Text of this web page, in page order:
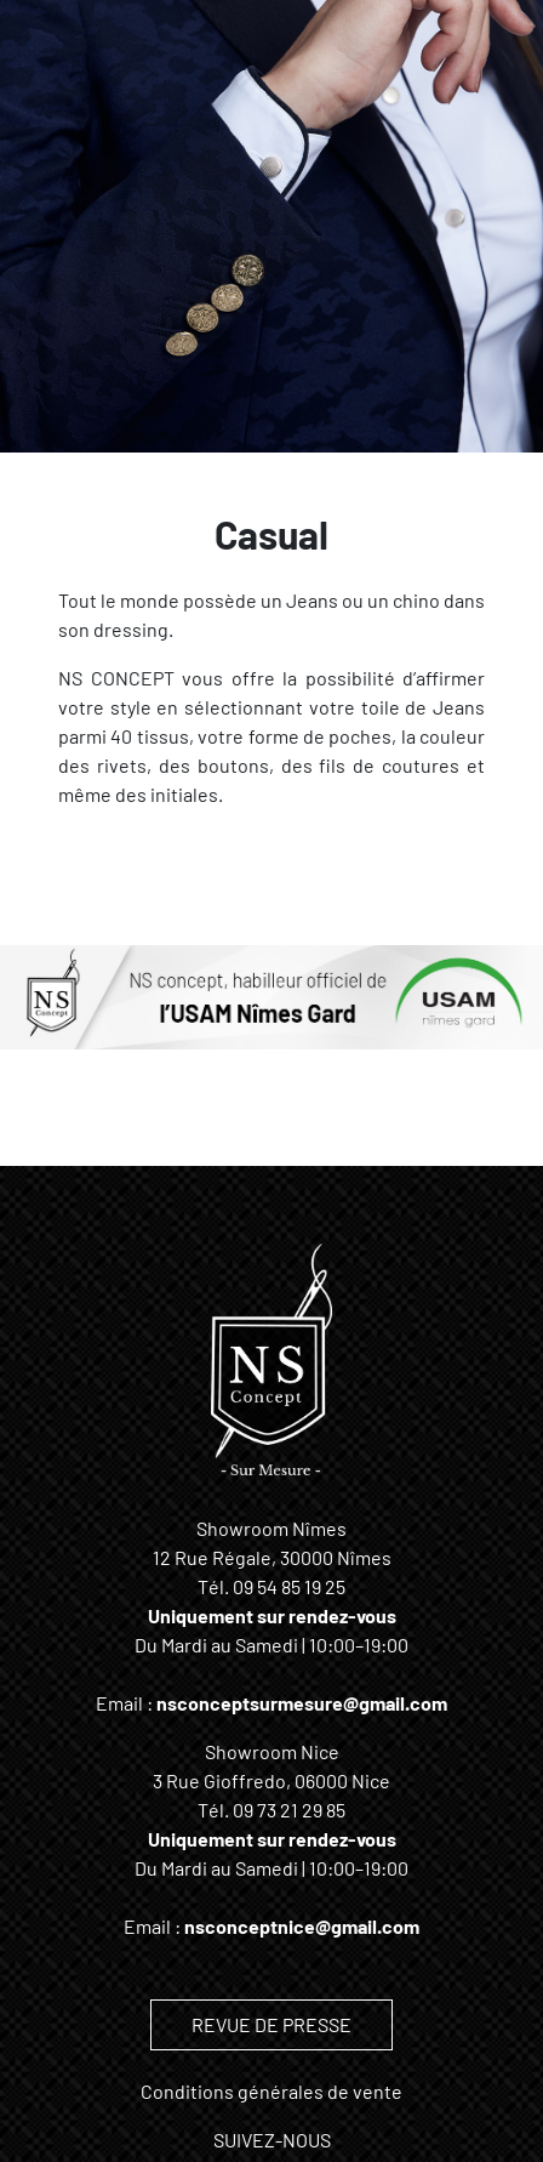
Casual
Tout le monde possède un Jeans ou un chino dans
son dressing.
NS CONCEPT vous offre la possibilité d’affirmer
votre style en sélectionnant votre toile de Jeans
parmi 40 tissus, votre forme de poches, la couleur
des rivets, des boutons, des fils de coutures et
même des initiales.
Showroom Nîmes
12 Rue Régale, 30000 Nîmes
Tél. 09 54 85 19 25
Uniquement sur rendez-vous
Du Mardi au Samedi | 10:00–19:00
Email : nsconceptsurmesure@gmail.com
Showroom Nice
3 Rue Gioffredo, 06000 Nice
Tél. 09 73 21 29 85
Uniquement sur rendez-vous
Du Mardi au Samedi | 10:00–19:00
Email : nsconceptnice@gmail.com
REVUE DE PRESSE
Conditions générales de vente
SUIVEZ-NOUS